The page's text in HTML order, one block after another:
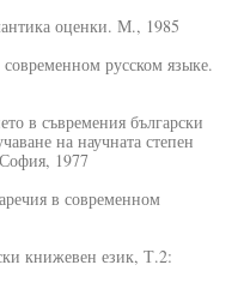
оценки. М., 1985
русском языке.
в съвремения български
на научната степен
1977
в современном
книжевен език, Т.2: